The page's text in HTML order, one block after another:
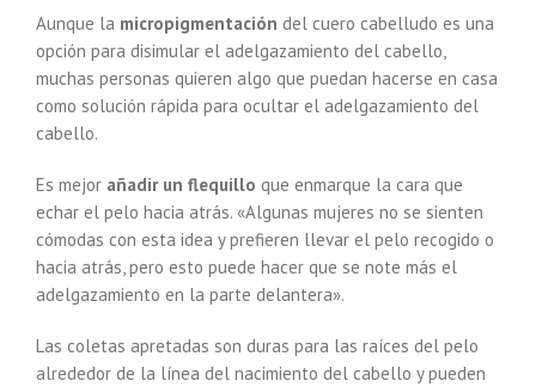
Aunque la micropigmentación del cuero cabelludo es una
opción para disimular el adelgazamiento del cabello,
muchas personas quieren algo que puedan hacerse en casa
como solución rápida para ocultar el adelgazamiento del
cabello.
Es mejor añadir un flequillo que enmarque la cara que
echar el pelo hacia atrás. «Algunas mujeres no se sienten
cómodas con esta idea y prefieren llevar el pelo recogido o
hacia atrás, pero esto puede hacer que se note más el
adelgazamiento en la parte delantera».
Las coletas apretadas son duras para las raíces del pelo
alrededor de la línea del nacimiento del cabello y pueden